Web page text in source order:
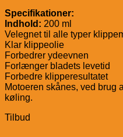
Specifikationer:
Indhold: 200 ml
Velegnet til alle typer
Klar klippeolie
Forbedrer ydeevnen
Forlænger bladets levetid
Forbedre klipperesultatet
Motoeren skånes, ved brug
køling.
Tilbud